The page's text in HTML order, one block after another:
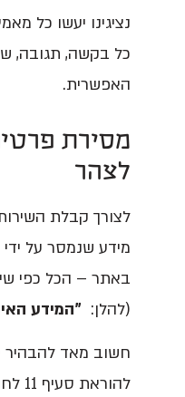
נציגינו יעשו כל
כל בקשה, תגובה,
האפשרית.
מסירת
לצהר
לצורך קבלת
מידע שנמסר על ידי
באתר – הכל כפי
(להלן:"המידע האישי
חשוב מאד להבהיר
להוראת